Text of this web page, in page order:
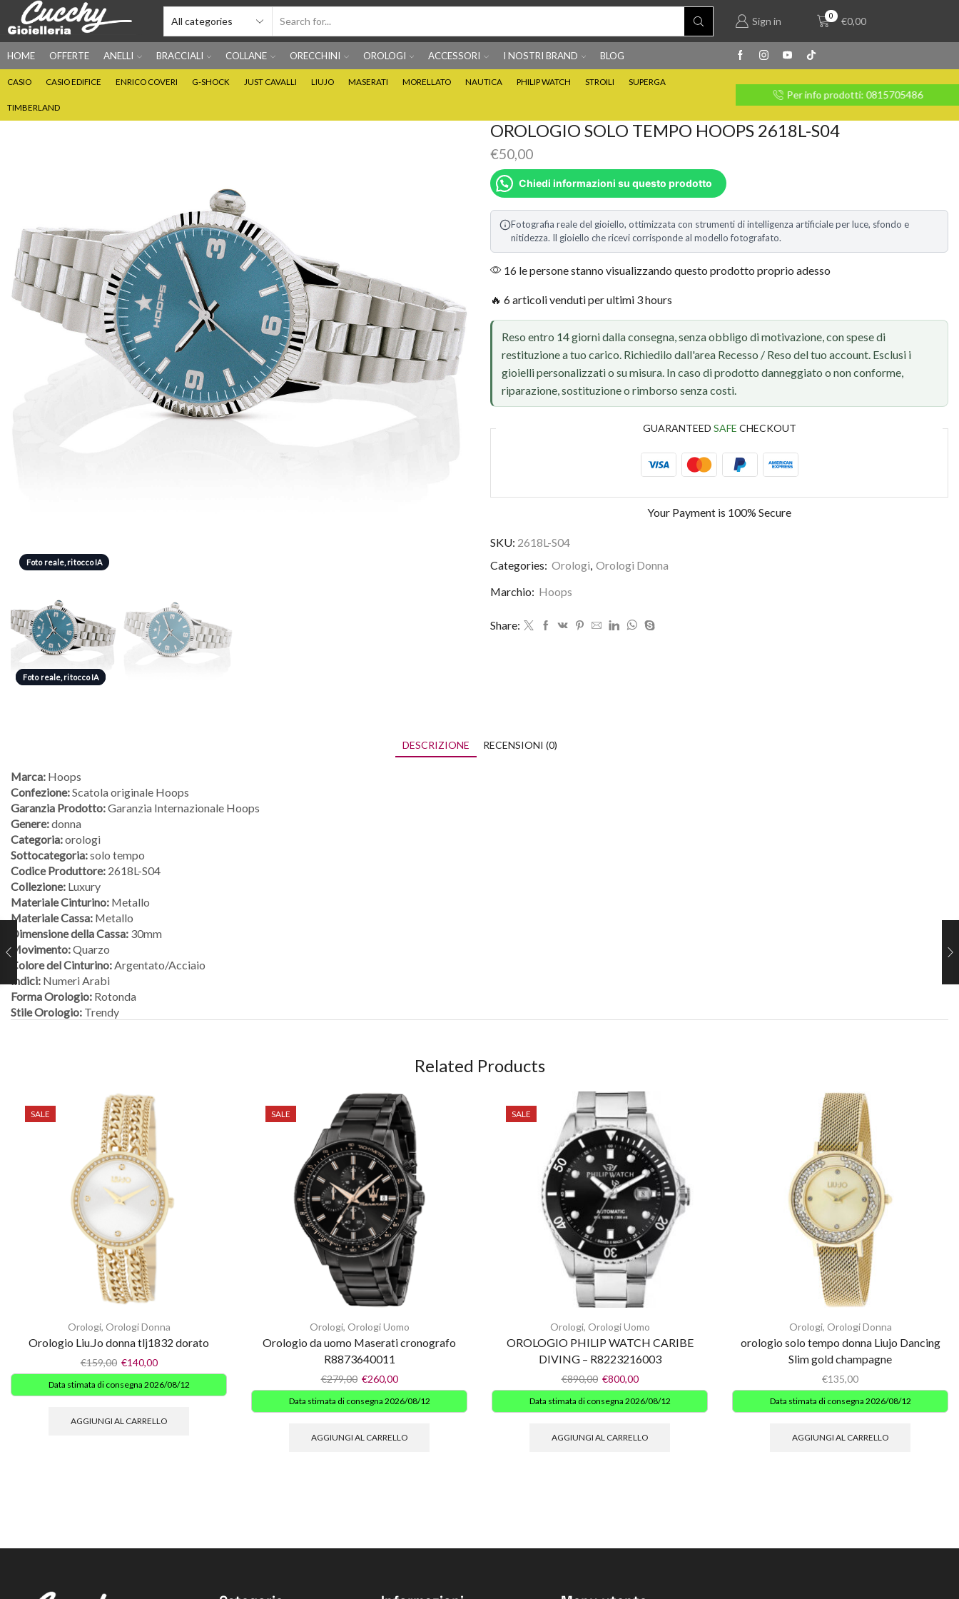
Sign in 0 €0,00
HOME OFFERTE ANELLI BRACCIALI COLLANE ORECCHINI OROLOGI ACCESSORI I NOSTRI BRAND BLOG
CASIO CASIO EDIFICE ENRICO COVERI G-SHOCK JUST CAVALLI LIUJO MASERATI MORELLATO NAUTICA PHILIP WATCH STROILI SUPERGA
TIMBERLAND
Per info prodotti: 0815705486
Foto reale, ritocco IA Foto reale, ritocco IA
Foto reale, ritocco IA
Foto reale, ritocco IA
OROLOGIO SOLO TEMPO HOOPS 2618L-S04
€50,00
Chiedi informazioni su questo prodotto
Fotografia reale del gioiello, ottimizzata con strumenti di intelligenza artificiale per luce, sfondo e
nitidezza. Il gioiello che ricevi corrisponde al modello fotografato.
16 le persone stanno visualizzando questo prodotto proprio adesso
🔥 6 articoli venduti per ultimi 3 hours
Reso entro 14 giorni dalla consegna, senza obbligo di motivazione, con spese di
restituzione a tuo carico. Richiedilo dall'area Recesso / Reso del tuo account. Esclusi i
gioielli personalizzati o su misura. In caso di prodotto danneggiato o non conforme,
riparazione, sostituzione o rimborso senza costi.
GUARANTEED SAFE CHECKOUT
Your Payment is 100% Secure
SKU: 2618L-S04
Categories: Orologi, Orologi Donna
Marchio: Hoops
Share:
DESCRIZIONE RECENSIONI (0)
Marca: Hoops
Confezione:Scatola originale Hoops
Garanzia Prodotto:Garanzia Internazionale Hoops
Genere:donna
Categoria:orologi
Sottocategoria:solo tempo
Codice Produttore: 2618L-S04
Collezione: Luxury
Materiale Cinturino: Metallo
Materiale Cassa: Metallo
Dimensione della Cassa: 30mm
Movimento:Quarzo
Colore del Cinturino:Argentato/Acciaio
Indici: Numeri Arabi
Forma Orologio: Rotonda
Stile Orologio: Trendy
Related Products
SALE
Orologi, Orologi Donna
Orologio Liu.Jo donna tlj1832 dorato
€159,00 €140,00
Data stimata di consegna 2026/08/12
AGGIUNGI AL CARRELLO
SALE
Orologi, Orologi Uomo
Orologio da uomo Maserati cronografo
R8873640011
€279,00 €260,00
Data stimata di consegna 2026/08/12
AGGIUNGI AL CARRELLO
SALE
Orologi, Orologi Uomo
OROLOGIO PHILIP WATCH CARIBE
DIVING – R8223216003
€890,00 €800,00
Data stimata di consegna 2026/08/12
AGGIUNGI AL CARRELLO
Orologi, Orologi Donna
orologio solo tempo donna Liujo Dancing
Slim gold champagne
€135,00
Data stimata di consegna 2026/08/12
AGGIUNGI AL CARRELLO